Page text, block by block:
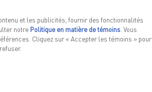
et les publicités, fournir des fonctionnalités
notre Politique en matière de témoins (opens in a
new tab)
. Vous
Cliquez sur « Accepter les témoins » pour